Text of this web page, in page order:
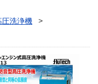
圧洗浄機